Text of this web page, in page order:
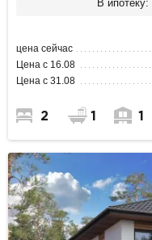
В ипотеку:
цена сейчас
Цена с 16.08
Цена с 31.08
2 1 1